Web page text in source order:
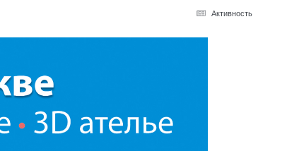
Активность